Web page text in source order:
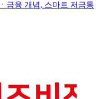
금융 개념, 스마트 저금통